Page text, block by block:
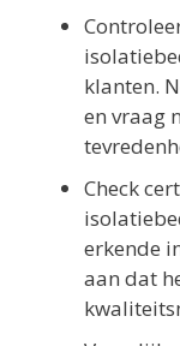
klanten.
en vraag
Check
erkende
aan dat